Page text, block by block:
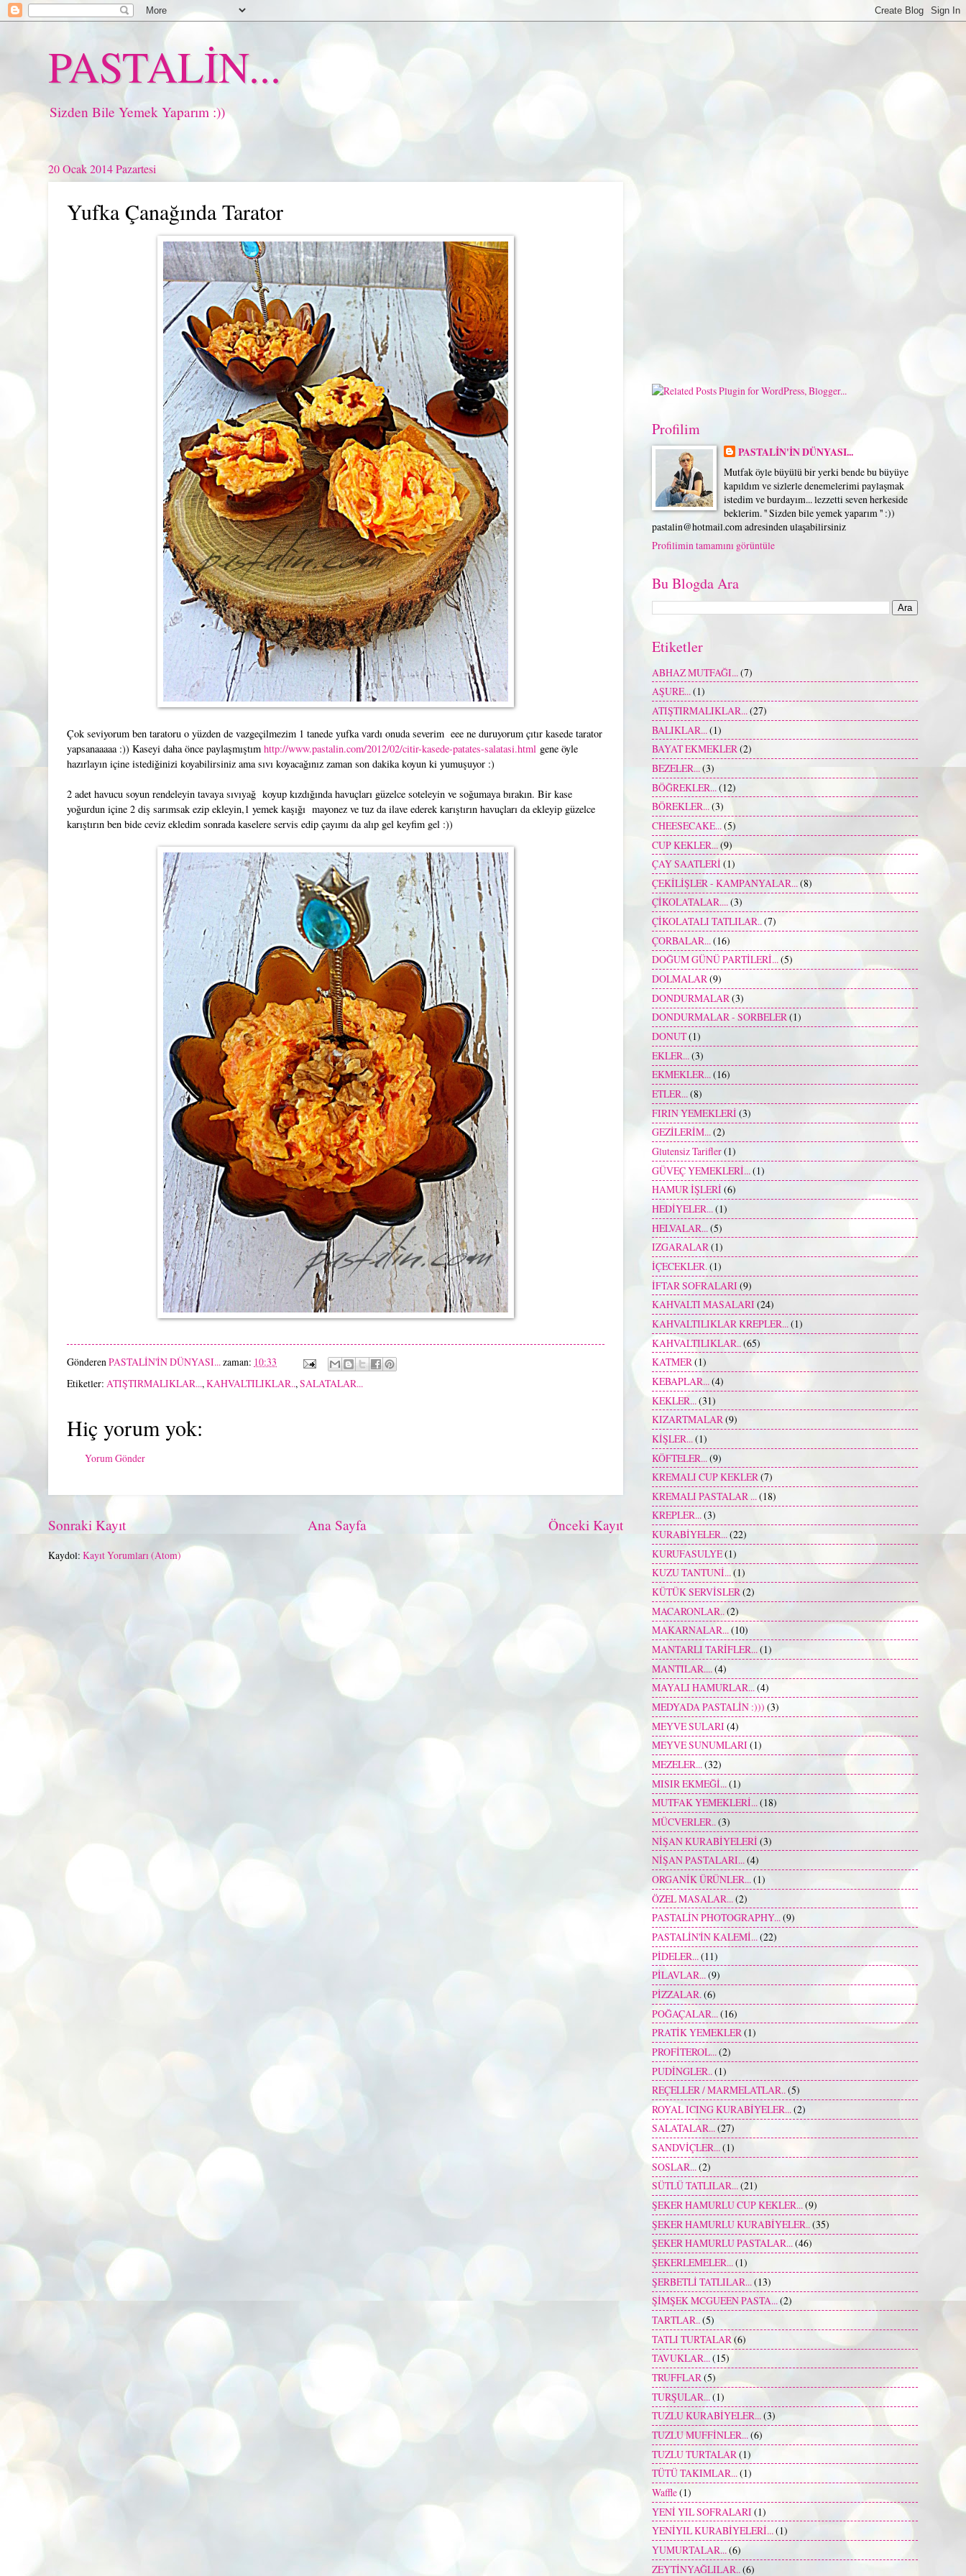
PASTALİN...
Sizden Bile Yemek Yaparım :))
20 Ocak 2014 Pazartesi
Yufka Çanağında Tarator
Çok seviyorum ben taratoru o yüzden de vazgeçilmezim 1 tanede yufka vardı onuda severim eee ne duruyorum çıtır kasede tarator
yapsanaaaaa :)) Kaseyi daha önce paylaşmıştım http://www.pastalin.com/2012/02/citir-kasede-patates-salatasi.html gene öyle
hazırlayın içine istediğinizi koyabilirsiniz ama sıvı koyacağınız zaman son dakika koyun ki yumuşuyor :)
2 adet havucu soyun rendeleyin tavaya sıvıyağ koyup kızdığında havuçları güzelce soteleyin ve soğumaya bırakın. Bir kase
yoğurdun içine 2 diş sarımsak ezip ekleyin,1 yemek kaşığı mayonez ve tuz da ilave ederek karıştırın havuçları da ekleyip güzelce
karıştırın ben bide ceviz ekledim sonrada kaselere servis edip çayımı da alıp gel keyfim gel :))
GönderenPASTALİN'İN DÜNYASI...zaman: 10:33
Etiketler: ATIŞTIRMALIKLAR..., KAHVALTILIKLAR.., SALATALAR...
Hiç yorum yok:
Yorum Gönder
Sonraki Kayıt Önceki Kayıt
Ana Sayfa
Kaydol: Kayıt Yorumları (Atom)
Profilim
PASTALİN'İN DÜNYASI...
Mutfak öyle büyülü bir yerki bende bu büyüye
kapıldım ve sizlerle denemelerimi paylaşmak
istedim ve burdayım... lezzetti seven herkeside
beklerim. '' Sizden bile yemek yaparım '' :))
pastalin@hotmail.com adresinden ulaşabilirsiniz
Profilimin tamamını görüntüle
Bu Blogda Ara
Etiketler
ABHAZ MUTFAĞI... (7)
AŞURE...(1)
ATIŞTIRMALIKLAR...(27)
BALIKLAR... (1)
BAYAT EKMEKLER(2)
BEZELER...(3)
BÖĞREKLER...(12)
BÖREKLER...(3)
CHEESECAKE...(5)
CUP KEKLER...(9)
ÇAY SAATLERİ (1)
ÇEKİLİŞLER - KAMPANYALAR...(8)
ÇİKOLATALAR....(3)
ÇİKOLATALI TATLILAR..(7)
ÇORBALAR... (16)
DOĞUM GÜNÜ PARTİLERİ...(5)
DOLMALAR(9)
DONDURMALAR (3)
DONDURMALAR - SORBELER(1)
DONUT(1)
EKLER...(3)
EKMEKLER...(16)
ETLER...(8)
FIRIN YEMEKLERİ (3)
GEZİLERİM...(2)
Glutensiz Tarifler(1)
GÜVEÇ YEMEKLERİ...(1)
HAMUR İŞLERİ (6)
HEDİYELER...(1)
HELVALAR... (5)
IZGARALAR(1)
İÇECEKLER.(1)
İFTAR SOFRALARI (9)
KAHVALTI MASALARI(24)
KAHVALTILIKLAR KREPLER...(1)
KAHVALTILIKLAR.. (65)
KATMER(1)
KEBAPLAR...(4)
KEKLER... (31)
KIZARTMALAR(9)
KİŞLER...(1)
KÖFTELER... (9)
KREMALI CUP KEKLER(7)
KREMALI PASTALAR ...(18)
KREPLER...(3)
KURABİYELER...(22)
KURUFASULYE(1)
KUZU TANTUNİ...(1)
KÜTÜK SERVİSLER(2)
MACARONLAR.. (2)
MAKARNALAR...(10)
MANTARLI TARİFLER...(1)
MANTILAR.... (4)
MAYALI HAMURLAR...(4)
MEDYADA PASTALİN :))) (3)
MEYVE SULARI (4)
MEYVE SUNUMLARI (1)
MEZELER...(32)
MISIR EKMEĞİ...(1)
MUTFAK YEMEKLERİ...(18)
MÜCVERLER..(3)
NİŞAN KURABİYELERİ (3)
NİŞAN PASTALARI...(4)
ORGANİK ÜRÜNLER...(1)
ÖZEL MASALAR... (2)
PASTALİN PHOTOGRAPHY...(9)
PASTALİN'İN KALEMİ...(22)
PİDELER...(11)
PİLAVLAR...(9)
PİZZALAR.(6)
POĞAÇALAR... (16)
PRATİK YEMEKLER(1)
PROFİTEROL...(2)
PUDİNGLER.. (1)
REÇELLER / MARMELATLAR..(5)
ROYAL ICING KURABİYELER...(2)
SALATALAR...(27)
SANDVİÇLER...(1)
SOSLAR... (2)
SÜTLÜ TATLILAR...(21)
ŞEKER HAMURLU CUP KEKLER...(9)
ŞEKER HAMURLU KURABİYELER.. (35)
ŞEKER HAMURLU PASTALAR...(46)
ŞEKERLEMELER...(1)
ŞERBETLİ TATLILAR... (13)
ŞİMŞEK MCGUEEN PASTA...(2)
TARTLAR..(5)
TATLI TURTALAR (6)
TAVUKLAR...(15)
TRUFFLAR(5)
TURŞULAR... (1)
TUZLU KURABİYELER...(3)
TUZLU MUFFİNLER...(6)
TUZLU TURTALAR (1)
TÜTÜ TAKIMLAR...(1)
Waffle(1)
YENİ YIL SOFRALARI(1)
YENİYIL KURABİYELERİ...(1)
YUMURTALAR...(6)
ZEYTİNYAĞLILAR.. (6)